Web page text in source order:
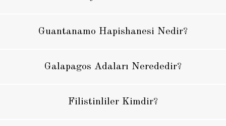
Guantanamo Hapishanesi Nedir?
Galapagos Adaları Nerededir?
Filistinliler Kimdir?